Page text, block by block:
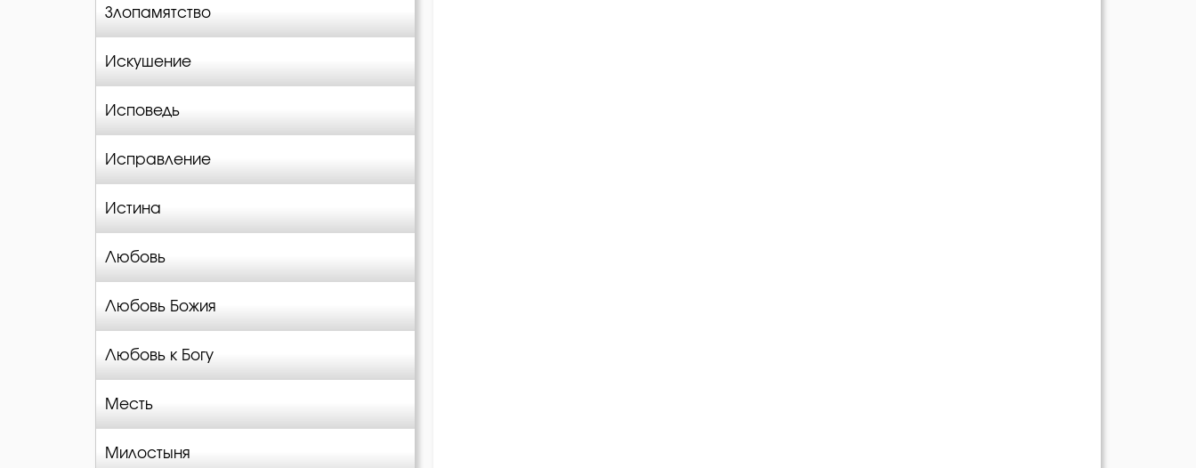
Злопамятство
Искушение
Исповедь
Исправление
Истина
Любовь
Любовь Божия
Любовь к Богу
Месть
Милостыня